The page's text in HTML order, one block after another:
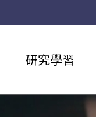
研究學習